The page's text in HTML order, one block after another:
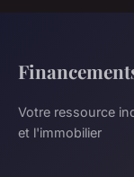
Votre ressource
et l'immobilier